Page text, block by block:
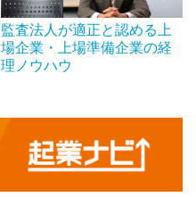
監査法人が適正と認める上
場企業・上場準備企業の経
理ノウハウ